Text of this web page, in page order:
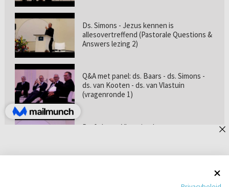
Ds. Simons - Jezus kennen is
allesovertreffend (Pastorale Questions &
Answers lezing 2)
Q&A met panel: ds. Baars - ds. Simons -
ds. van Kooten - ds. van Vlastuin
(vragenronde 1)
Prof. dr. van Vlastuin - Is